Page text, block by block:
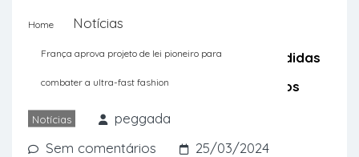
Home Notícias
França aprova projeto de lei pioneiro para
combater a ultra-fast fashion
Notícias
peggada
Sem comentários
25/03/2024
França a fazer história no que toca à
produção de roupa. As principais medidas
incluem a proibição da publicidade aos
têxteis mais baratos e uma taxa
ambiental sobre os artigos de baixo